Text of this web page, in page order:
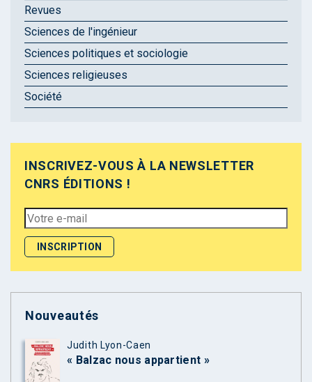
Revues
Sciences de l'ingénieur
Sciences politiques et sociologie
Sciences religieuses
Société
INSCRIVEZ-VOUS À LA NEWSLETTER
CNRS ÉDITIONS !
Nouveautés
Judith Lyon-Caen
« Balzac nous appartient »